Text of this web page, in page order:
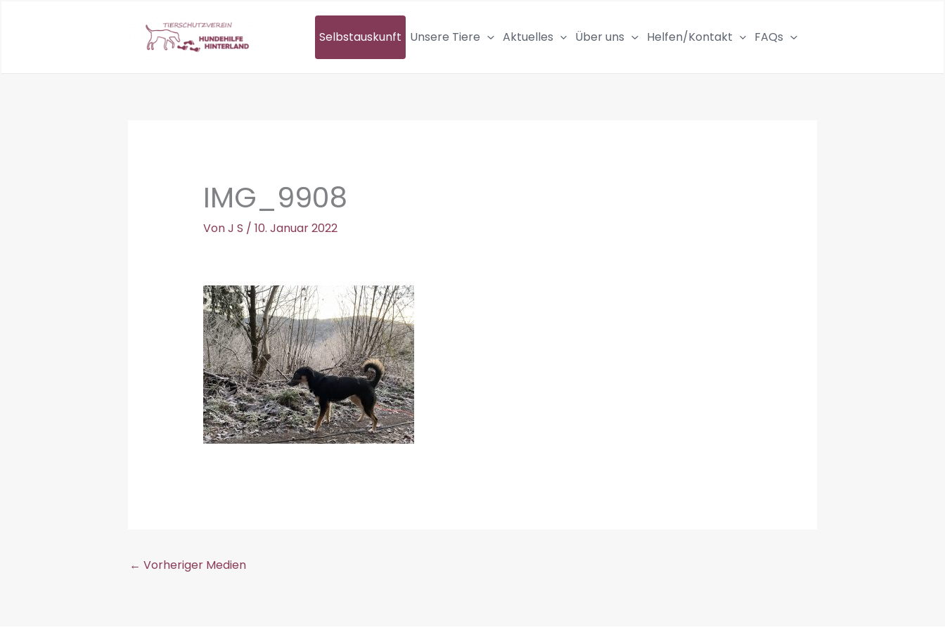
Selbstauskunft Unsere Tiere Aktuelles Über uns Helfen/Kontakt FAQs
IMG_9908
VonJ S / 10. Januar 2022
← Vorheriger Medien